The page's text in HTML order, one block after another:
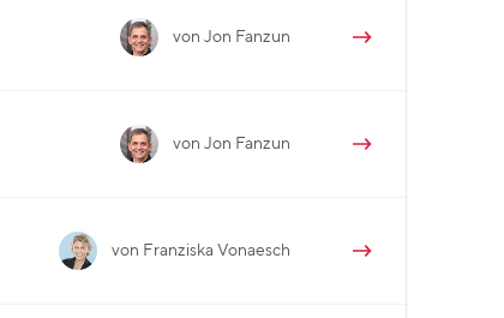
von Jon Fanzun
von Jon Fanzun
von Franziska Vonaesch